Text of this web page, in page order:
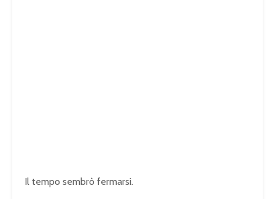
Il tempo sembrò fermarsi.